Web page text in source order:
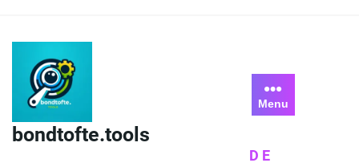
content
bondtofte.tools
Menu
HOME
DE